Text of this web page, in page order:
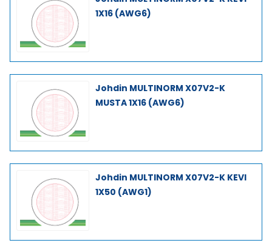
1X16 (AWG6)
Johdin MULTINORM X07V2-K
MUSTA 1X16 (AWG6)
Johdin MULTINORM X07V2-K KEVI
1X50 (AWG1)